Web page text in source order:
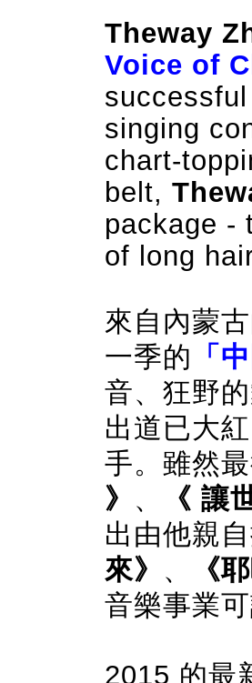
Theway
Voice of
singing
chart-
belt,
package -
of long
來自內蒙
一季的 「
音、狂野
出道已大紅
手。雖然
》 、
《 讓
出由他親
來》 、 《
音樂事業
2015 的最